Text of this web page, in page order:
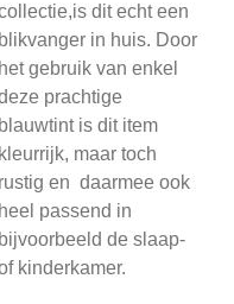
dit echt een
blikvanger in huis. Door
het gebruik van enkel
prachtige
blauwtint is dit item
kleurrijk, maar toch
rustig en daarmee ook
heel passend in
bijvoorbeeld de slaap-
kinderkamer.